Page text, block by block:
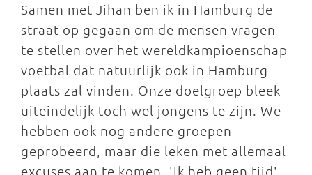
Samen met Jihan ben ik in Hamburg de
straat op gegaan om de mensen vragen
te stellen over het wereldkampioenschap
voetbal dat natuurlijk ook in Hamburg
plaats zal vinden. Onze doelgroep bleek
uiteindelijk toch wel jongens te zijn. We
hebben ook nog andere groepen
geprobeerd, maar die leken met allemaal
excuses aan te komen. 'Ik heb geen tijd',